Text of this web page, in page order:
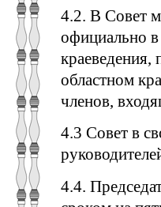
4.2. В Совет
официально
областном
членов,
4.3 Совет в
4.4.